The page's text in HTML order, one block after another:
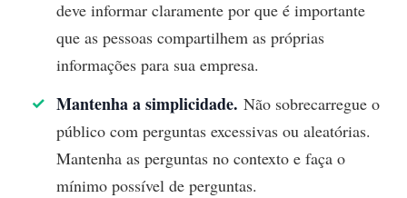
deve informar claramente por que é importante
que as pessoas compartilhem as próprias
informações para sua empresa.
Mantenha a simplicidade. Não sobrecarregue o
público com perguntas excessivas ou aleatórias.
Mantenha as perguntas no contexto e faça o
mínimo possível de perguntas.